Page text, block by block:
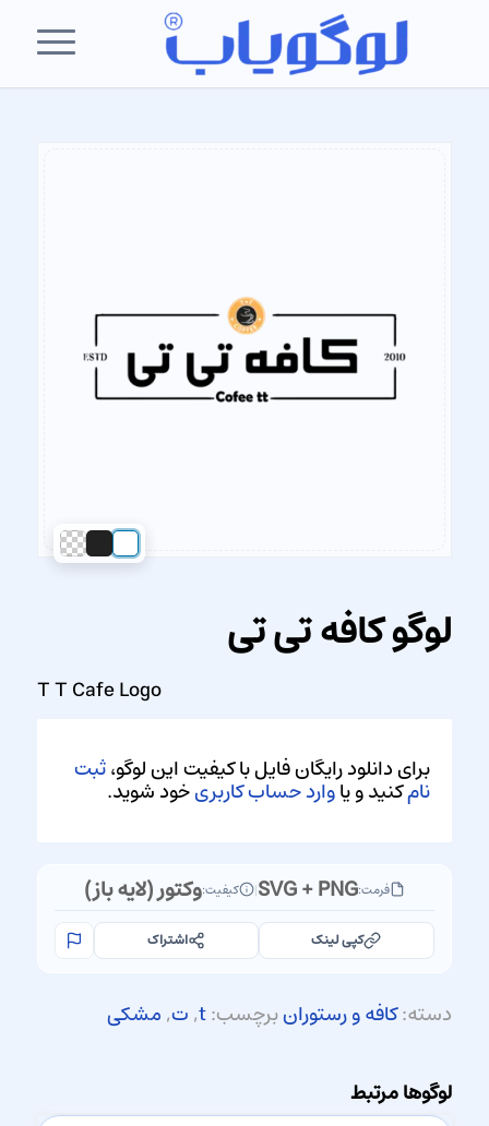
لوگو کافه تی تی
T T Cafe Logo
برای دانلود رایگان فایل با کیفیت این لوگو،ثبت
نامکنید و یاوارد حساب کاربریخود شوید.
فرمت:SVG + PNG
| کیفیت:وکتور (لایه باز)
کپی لینک اشتراک
دسته:کافه و رستورانبرچسب:t
,ت,مشکی
لوگوها مرتبط